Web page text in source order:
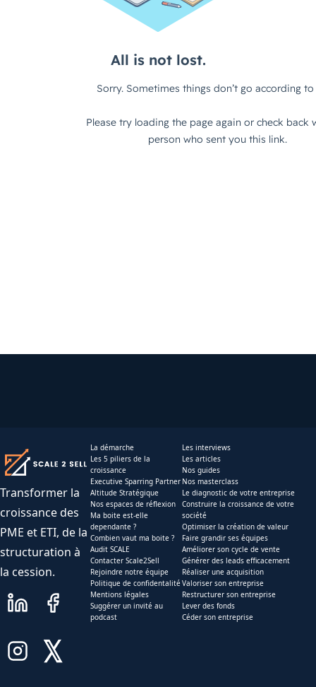
Transformer la
croissance des
PME et ETI, de la
structuration à
la cession.
La démarche
Les 5 piliers de la
croissance
Executive Sparring Partner
Altitude Stratégique
Nos espaces de réflexion
Ma boite est-elle
dependante ?
Combien vaut ma boite ?
Audit SCALE
Contacter Scale2Sell
Rejoindre notre équipe
Politique de confidentalité
Mentions légales
Suggérer un invité au
podcast
Les interviews
Les articles
Nos guides
Nos masterclass
Le diagnostic de votre entreprise
Construire la croissance de votre
société
Optimiser la création de valeur
Faire grandir ses équipes
Améliorer son cycle de vente
Générer des leads efficacement
Réaliser une acquisition
Valoriser son entreprise
Restructurer son entreprise
Lever des fonds
Céder son entreprise